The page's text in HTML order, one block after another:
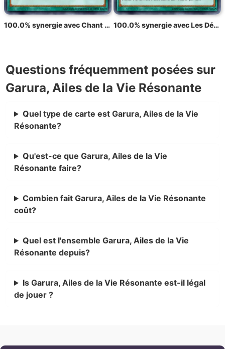
100.0% synergie avec Chant du typhon radieux 100.0% synergie avec Les Déchus et les Vertueux
Questions fréquemment posées sur
Garura, Ailes de la Vie Résonante
Quel type de carte est Garura, Ailes de la Vie
Résonante?
Qu'est-ce que Garura, Ailes de la Vie
Résonante faire?
Combien fait Garura, Ailes de la Vie Résonante
coût?
Quel est l'ensemble Garura, Ailes de la Vie
Résonante depuis?
Is Garura, Ailes de la Vie Résonante est-il légal
de jouer ?